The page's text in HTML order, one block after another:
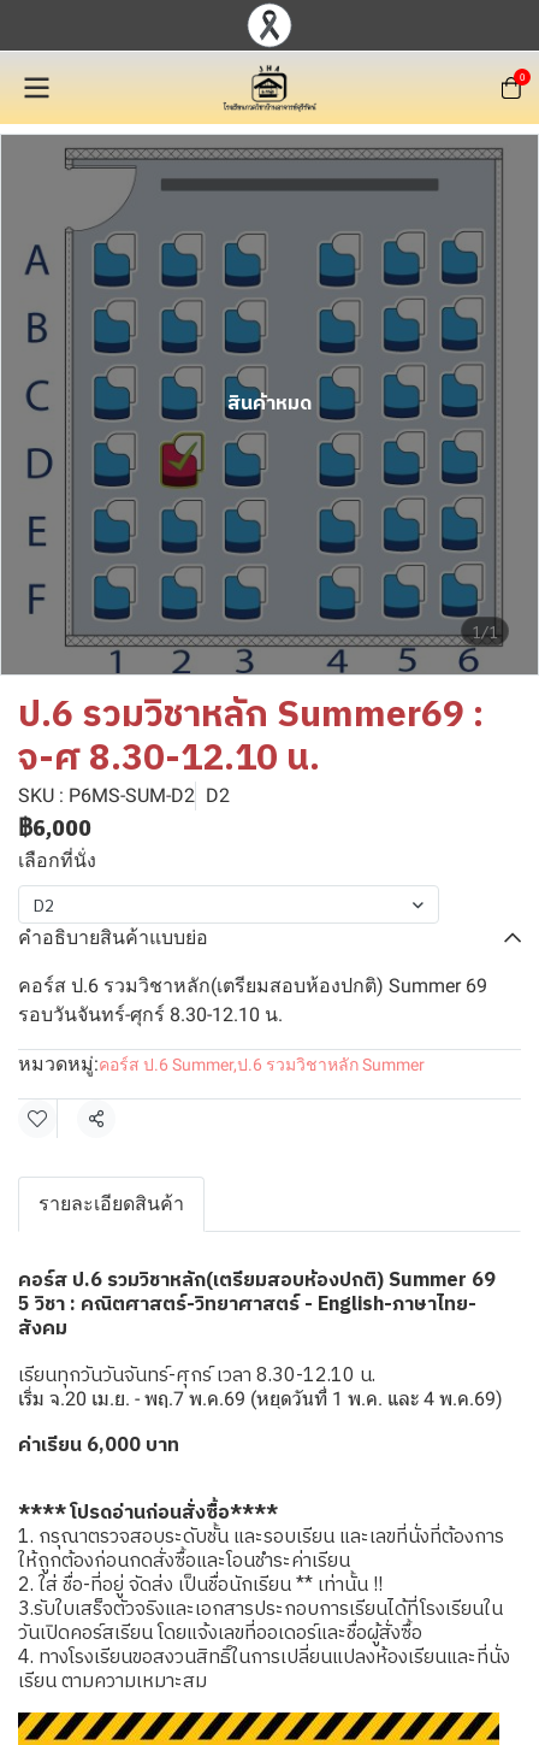
0
1/1
สินค้าหมด
ป.6 รวมวิชาหลัก Summer69 :
จ-ศ 8.30-12.10 น.
SKU : P6MS-SUM-D2 D2
฿6,000
เลือกที่นั่ง
D2
คำอธิบายสินค้าแบบย่อ
คอร์ส ป.6 รวมวิชาหลัก(เตรียมสอบห้องปกติ) Summer 69
รอบวันจันทร์-ศุกร์ 8.30-12.10 น.
หมวดหมู่:คอร์ส ป.6 Summer,ป.6 รวมวิชาหลัก Summer
แชร์
รายละเอียดสินค้า
คอร์ส ป.6 รวมวิชาหลัก(เตรียมสอบห้องปกติ) Summer 69
5 วิชา : คณิตศาสตร์-วิทยาศาสตร์ - English-ภาษาไทย-
สังคม
เรียนทุกวันวันจันทร์-ศุกร์ เวลา 8.30-12.10 น.
เริ่ม จ.20 เม.ย. - พฤ.7 พ.ค.69 (หยุดวันที่ 1 พ.ค. และ 4 พ.ค.69)
ค่าเรียน 6,000 บาท
**** โปรดอ่านก่อนสั่งซื้อ****
1. กรุณาตรวจสอบระดับชั้น และรอบเรียน และเลขที่นั่งที่ต้องการ
ให้ถูกต้องก่อนกดสั่งซื้อและโอนชำระค่าเรียน
2. ใส่ ชื่อ-ที่อยู่ จัดส่ง เป็นชื่อนักเรียน ** เท่านั้น !!
3.รับใบเสร็จตัวจริงและเอกสารประกอบการเรียนได้ที่โรงเรียนใน
วันเปิดคอร์สเรียน โดยแจ้งเลขที่ออเดอร์และชื่อผู้สั่งซื้อ
4. ทางโรงเรียนขอสงวนสิทธิ์ในการเปลี่ยนแปลงห้องเรียนและที่นั่ง
เรียน ตามความเหมาะสม